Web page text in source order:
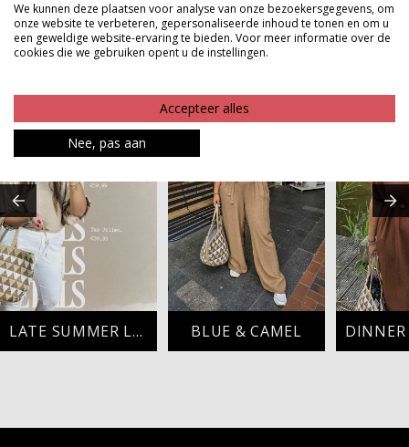
Betaalinformatie
MAAK JE LOOK COMPLEET
LATE SUMMER LOOK BLUE & CAMEL
We kunnen deze plaatsen voor analyse van onze bezoekersgegevens, om
onze website te verbeteren, gepersonaliseerde inhoud te tonen en om u
een geweldige website-ervaring te bieden. Voor meer informatie over de
cookies die we gebruiken opent u de instellingen.
Accepteer alles
Nee, pas aan